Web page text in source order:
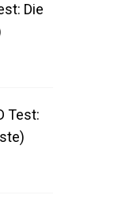
Die